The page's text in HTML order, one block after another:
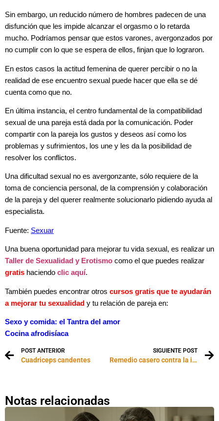
Sin embargo, un reducido número de hombres padecen de una
disfunción que les impide alcanzar el orgasmo o lo retarda
mucho. Podríamos pensar que estos varones, avergonzados por
no cumplir con lo que se espera de ellos, finjan que lo lograron.
En estos casos la actitud femenina de querer percibir o no la
realidad de ese encuentro sexual puede hacer que ella se dé
cuenta como que no.
En última instancia, el centro fundamental de la compatibilidad
sexual de una pareja está dada por la comunicación. Poder
compartir con la pareja los gustos y deseos así como los
problemas y sufrimientos, los une y les da la posibilidad de
resolver los conflictos.
Una dificultad sexual no es avergonzante, sólo requiere de la
toma de conciencia personal, de la comprensión y colaboración
de la pareja y del querer realmente solucionarlo pidiendo ayuda al
especialista.
Fuente: Sexuar
Unabuena oportunidad para mejorar tu vida sexual, es realizar un
Taller de Sexualidad y Erotismo como el que puedes realizar
gratis haciendo clic aquí.
También puedes encontrar otros cursos gratis que te ayudarán
a mejorar tu sexualidad y tu relación de pareja en:
Sexo y comida: el Tantra del amor
Cocina afrodisíaca
POST ANTERIOR
Cuadriceps candentes
SIGUIENTE POST
Remedio casero contra la impotencia y la frigidez
Notas relacionadas